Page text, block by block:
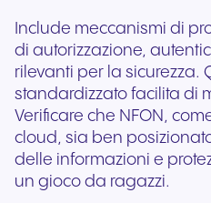
Include meccanismi di
di autorizzazione,
rilevanti per la sicurezza.
standardizzato facilita di
Verificare che NFON,
cloud, sia ben
delle informazioni e
un gioco da ragazzi.